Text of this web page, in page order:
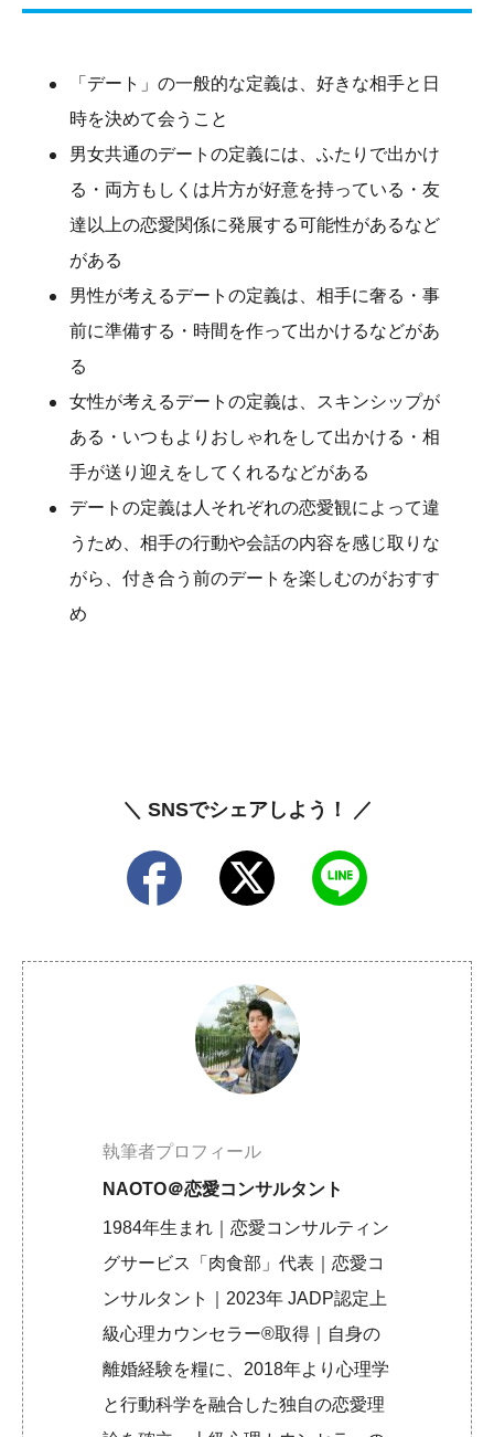
「デート」の一般的な定義は、好きな相手と日
時を決めて会うこと
男女共通のデートの定義には、ふたりで出かけ
る・両方もしくは片方が好意を持っている・友
達以上の恋愛関係に発展する可能性があるなど
がある
男性が考えるデートの定義は、相手に奢る・事
前に準備する・時間を作って出かけるなどがあ
る
女性が考えるデートの定義は、スキンシップが
ある・いつもよりおしゃれをして出かける・相
手が送り迎えをしてくれるなどがある
デートの定義は人それぞれの恋愛観によって違
うため、相手の行動や会話の内容を感じ取りな
がら、付き合う前のデートを楽しむのがおすす
め
＼ SNSでシェアしよう！ ／
執筆者プロフィール
NAOTO＠恋愛コンサルタント
1984年生まれ｜恋愛コンサルティン
グサービス「肉食部」代表｜恋愛コ
ンサルタント｜2023年 JADP認定上
級心理カウンセラー®取得｜自身の
離婚経験を糧に、2018年より心理学
と行動科学を融合した独自の恋愛理